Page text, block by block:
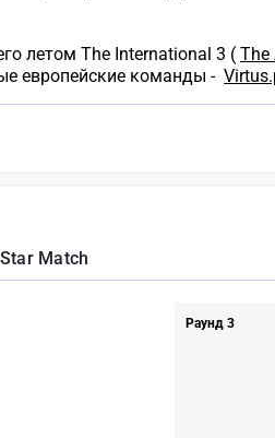
летом The International 3 ( The
европейские команды -
Match
Раунд 3